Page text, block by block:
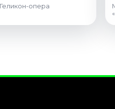
опера